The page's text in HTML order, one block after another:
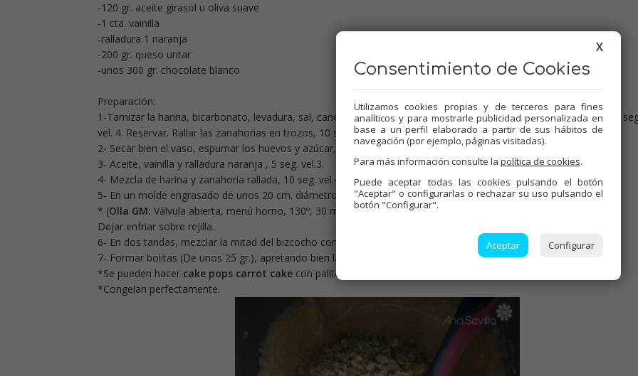
-120 gr. aceite girasol u oliva suave
-1 cta. vainilla
-ralladura 1 naranja
-200 gr. queso untar
-unos 300 gr. chocolate blanco
Preparación:
1-Tamizar la harina, bicarbonato, levadura, sal, canela y nuez moscada, 10 seg. vel.6. Reservar. Picar las nueces 6
vel. 4. Reservar. Rallar las zanahorias en trozos, 10 seg. vel.10. Reservar en otro bol.
2- Secar bien el vaso, espumar los huevos y azúcar, 4 min. 37º, vel.4.
3- Aceite, vainilla y ralladura naranja , 5 seg. vel.3.
4- Mezcla de harina y zanahoria rallada, 10 seg. vel.4. Agregar las nueces y mezclar con la espátula.
5- En un molde engrasado de unos 20 cm. diámetro y hornear de 25-30 minutos a 180º.
* (Olla GM: Válvula abierta, menú horno, 130º, 30 minutos y dejar sin abrir en mantenimiento 10 minutos).
Dejar enfriar sobre rejilla.
6- En dos tandas, mezclar la mitad del bizcocho con 100 gr. queso de untar, 10 seg., giro izda., vel.4.
7- Formar bolitas (De unos 25 gr.), apretando bien la masa y pasar por chocolate blanco fundido.
*Se pueden hacer cake pops carrot cake con palitos.
*Congelan perfectamente.
X
Consentimiento de Cookies
Utilizamos cookies propias y de terceros para fines
analíticos y para mostrarle publicidad personalizada en
base a un perfil elaborado a partir de sus hábitos de
navegación (por ejemplo, páginas visitadas).
Para más información consulte la política de cookies.
Puede aceptar todas las cookies pulsando el botón
"Aceptar" o configurarlas o rechazar su uso pulsando el
botón "Configurar".
Aceptar Configurar